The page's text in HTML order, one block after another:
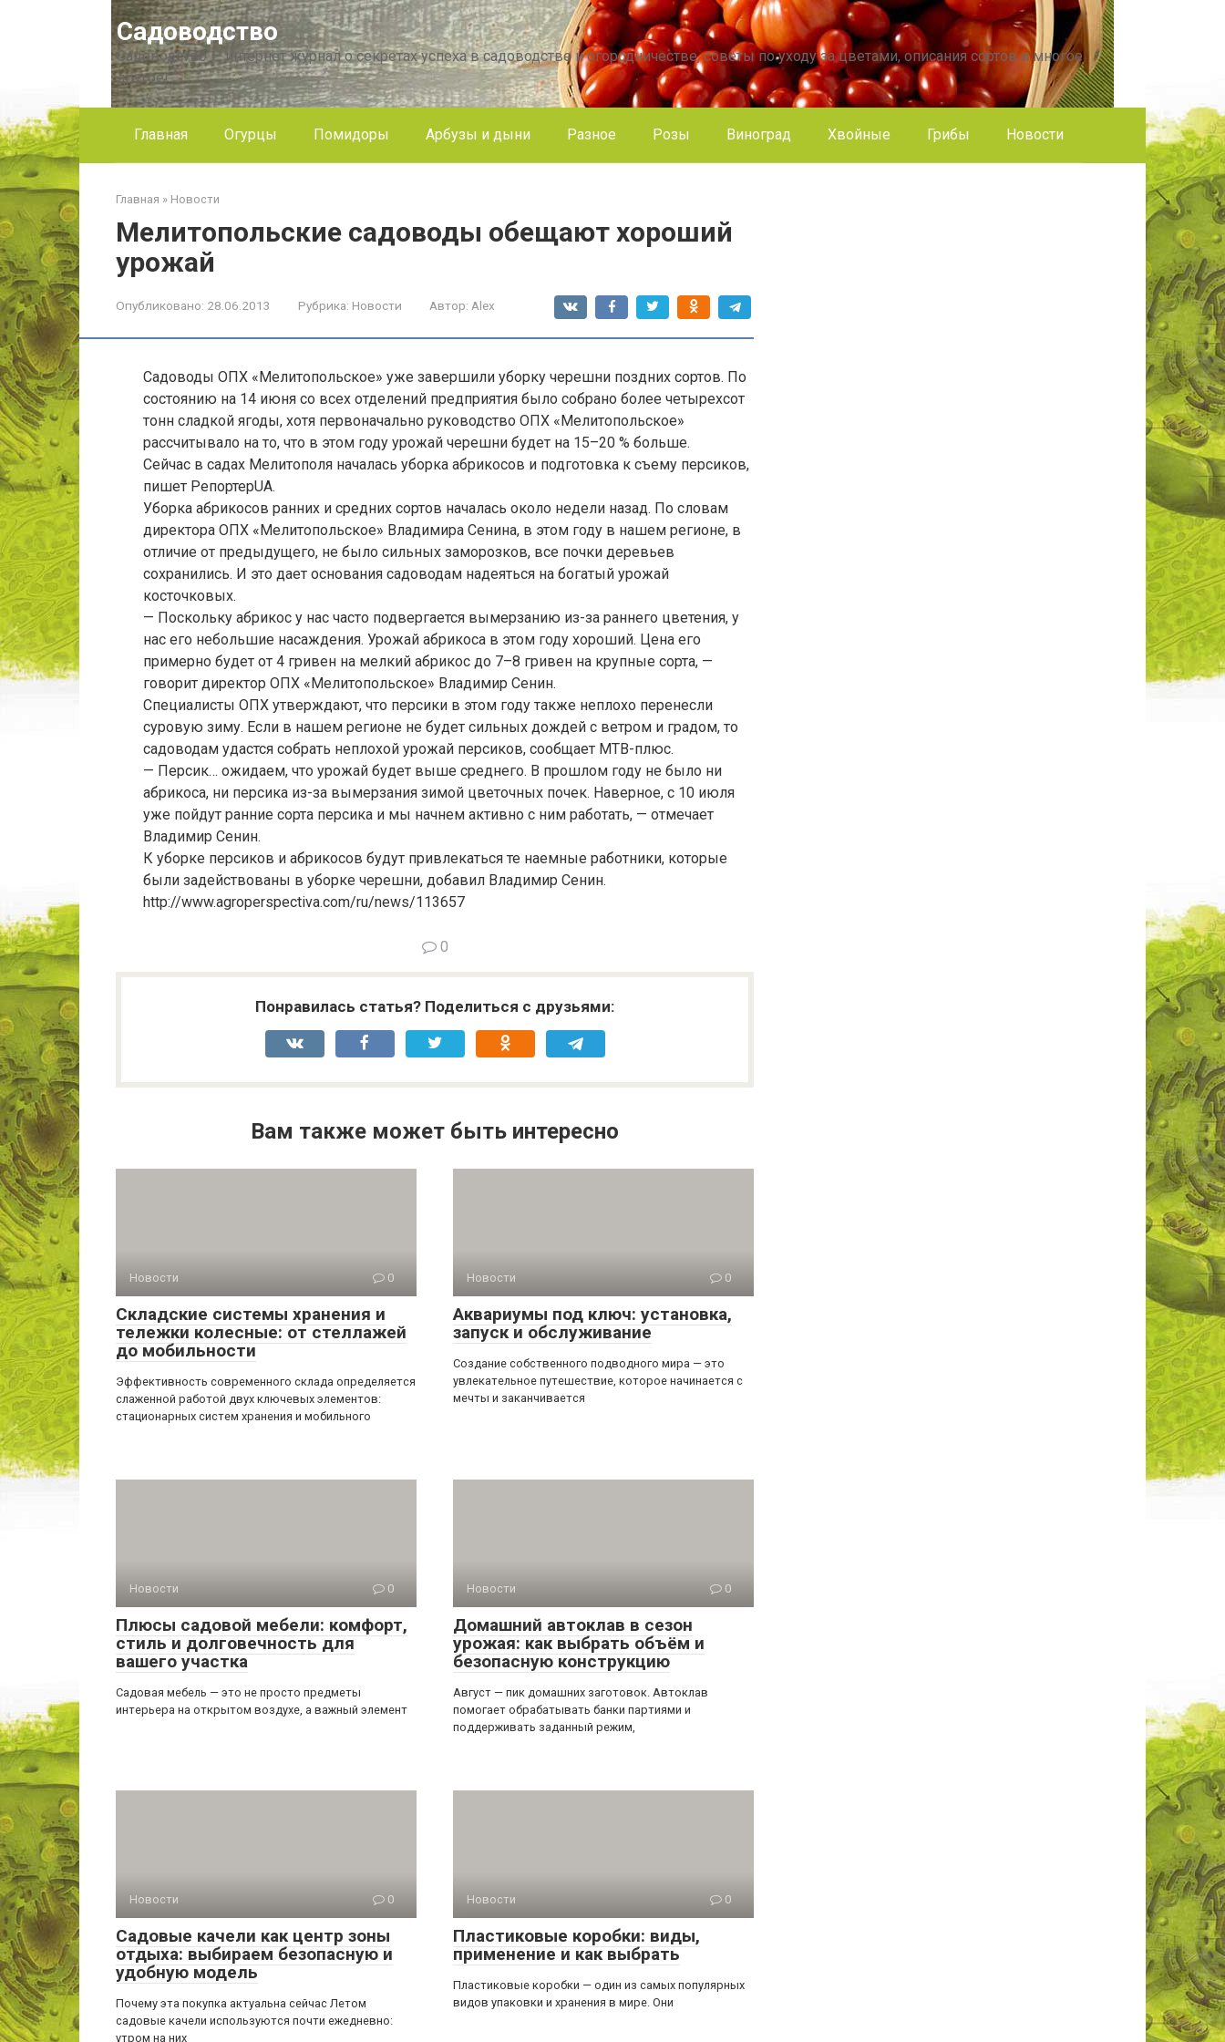
Садоводство
Садоводство — интернет журнал о секретах успеха в садоводстве и огородничестве, советы по уходу за цветами, описания сортов и многое
другое!
Главная Огурцы Помидоры Арбузы и дыни Разное Розы Виноград Хвойные Грибы Новости
Главная » Новости
Мелитопольские садоводы обещают хороший
урожай
Опубликовано: 28.06.2013 Рубрика: Новости Автор: Alex
Садоводы ОПХ «Мелитопольское» уже завершили уборку черешни поздних сортов. По
состоянию на 14 июня со всех отделений предприятия было собрано более четырехсот
тонн сладкой ягоды, хотя первоначально руководство ОПХ «Мелитопольское»
рассчитывало на то, что в этом году урожай черешни будет на 15–20 % больше.
Сейчас в садах Мелитополя началась уборка абрикосов и подготовка к съему персиков,
пишет РепортерUA.
Уборка абрикосов ранних и средних сортов началась около недели назад. По словам
директора ОПХ «Мелитопольское» Владимира Сенина, в этом году в нашем регионе, в
отличие от предыдущего, не было сильных заморозков, все почки деревьев
сохранились. И это дает основания садоводам надеяться на богатый урожай
косточковых.
— Поскольку абрикос у нас часто подвергается вымерзанию из-за раннего цветения, у
нас его небольшие насаждения. Урожай абрикоса в этом году хороший. Цена его
примерно будет от 4 гривен на мелкий абрикос до 7–8 гривен на крупные сорта, —
говорит директор ОПХ «Мелитопольское» Владимир Сенин.
Специалисты ОПХ утверждают, что персики в этом году также неплохо перенесли
суровую зиму. Если в нашем регионе не будет сильных дождей с ветром и градом, то
садоводам удастся собрать неплохой урожай персиков, сообщает МТВ-плюс.
— Персик… ожидаем, что урожай будет выше среднего. В прошлом году не было ни
абрикоса, ни персика из-за вымерзания зимой цветочных почек. Наверное, с 10 июля
уже пойдут ранние сорта персика и мы начнем активно с ним работать, — отмечает
Владимир Сенин.
К уборке персиков и абрикосов будут привлекаться те наемные работники, которые
были задействованы в уборке черешни, добавил Владимир Сенин.
http://www.agroperspectiva.com/ru/news/113657
0
Понравилась статья? Поделиться с друзьями:
Вам также может быть интересно
Новости 0
Складские системы хранения и
тележки колесные: от стеллажей
до мобильности
Эффективность современного склада определяется
слаженной работой двух ключевых элементов:
стационарных систем хранения и мобильного
Новости 0
Аквариумы под ключ: установка,
запуск и обслуживание
Создание собственного подводного мира — это
увлекательное путешествие, которое начинается с
мечты и заканчивается
Новости 0
Плюсы садовой мебели: комфорт,
стиль и долговечность для
вашего участка
Садовая мебель — это не просто предметы
интерьера на открытом воздухе, а важный элемент
Новости 0
Домашний автоклав в сезон
урожая: как выбрать объём и
безопасную конструкцию
Август — пик домашних заготовок. Автоклав
помогает обрабатывать банки партиями и
поддерживать заданный режим,
Новости 0
Садовые качели как центр зоны
отдыха: выбираем безопасную и
удобную модель
Почему эта покупка актуальна сейчас Летом
садовые качели используются почти ежедневно:
утром на них
Новости 0
Пластиковые коробки: виды,
применение и как выбрать
Пластиковые коробки — один из самых популярных
видов упаковки и хранения в мире. Они